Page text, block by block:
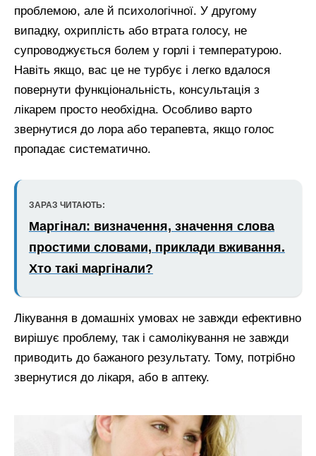
проблемою, але й психологічної. У другому
випадку, охриплість або втрата голосу, не
супроводжується болем у горлі і температурою.
Навіть якщо, вас це не турбує і легко вдалося
повернути функціональність, консультація з
лікарем просто необхідна. Особливо варто
звернутися до лора або терапевта, якщо голос
пропадає систематично.
ЗАРАЗ ЧИТАЮТЬ:
Маргінал: визначення, значення слова
простими словами, приклади вживання.
Хто такі маргінали?
Лікування в домашніх умовах не завжди ефективно
вирішує проблему, так і самолікування не завжди
приводить до бажаного результату. Тому, потрібно
звернутися до лікаря, або в аптеку.